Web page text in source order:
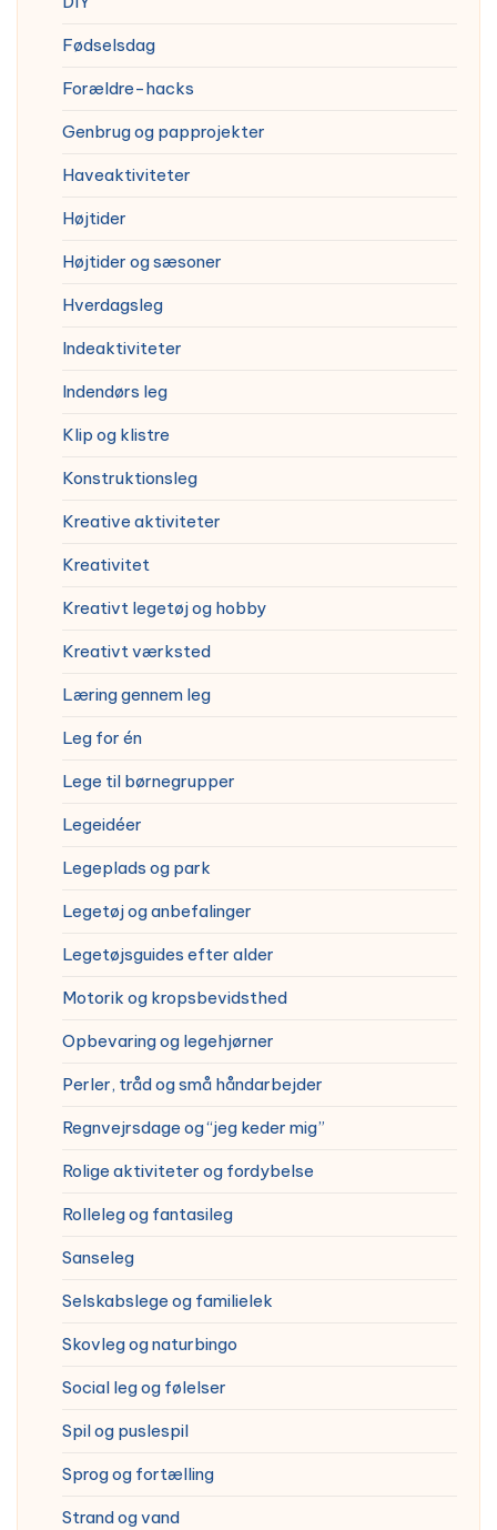
Fødselsdag
Forældre-hacks
Genbrug og papprojekter
Haveaktiviteter
Højtider
Højtider og sæsoner
Hverdagsleg
Indeaktiviteter
Indendørs leg
Klip og klistre
Konstruktionsleg
Kreative aktiviteter
Kreativitet
Kreativt legetøj og hobby
Kreativt værksted
Læring gennem leg
Leg for én
Lege til børnegrupper
Legeidéer
Legeplads og park
Legetøj og anbefalinger
Legetøjsguides efter alder
Motorik og kropsbevidsthed
Opbevaring og legehjørner
Perler, tråd og små håndarbejder
Regnvejrsdage og “jeg keder mig”
Rolige aktiviteter og fordybelse
Rolleleg og fantasileg
Sanseleg
Selskabslege og familielek
Skovleg og naturbingo
Social leg og følelser
Spil og puslespil
Sprog og fortælling
Strand og vand